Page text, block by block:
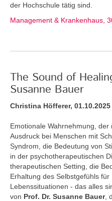
der Hochschule tätig sind.
Management & Krankenhaus,
The Sound of
Susanne Bauer
Christina Höfferer, 01.10.2025
Emotionale Wahrnehmung,
Ausdruck bei Menschen mit
Syndrom, die Bedeutung von
in der psychotherapeutischen
therapeutischen Setting, die
Erhaltung des Selbstgefühls
Lebenssituationen - das alles
von Prof. Dr. Susanne Bauer,